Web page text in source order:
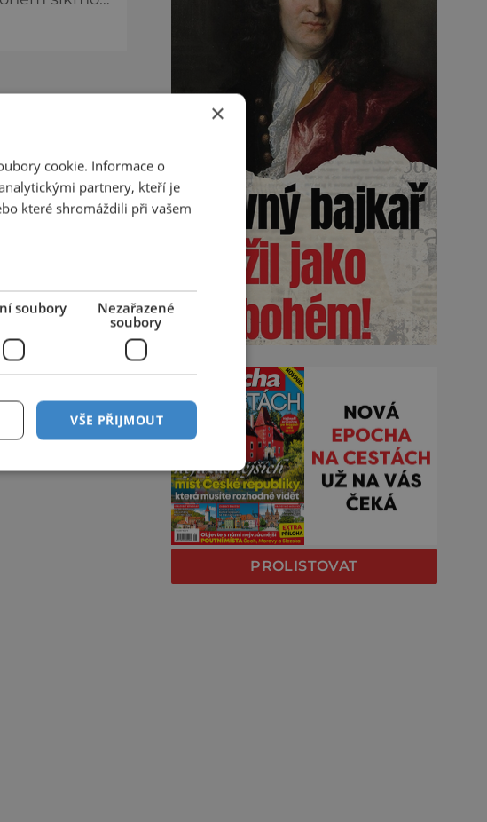
právě
PROLISTOVAT
×
cookie. Informace o
partnery, kteří je
které shromáždili při vašem
soubory
Nezařazené
soubory
VŠE PŘIJMOUT